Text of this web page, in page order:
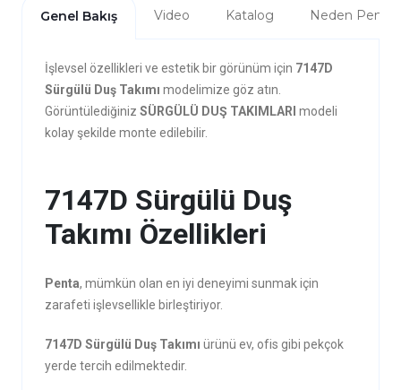
Genel Bakış Video Katalog Neden Penta?
İşlevsel özellikleri ve estetik bir görünüm için 7147D
Sürgülü Duş Takımı modelimize göz atın.
Görüntülediğiniz SÜRGÜLÜ DUŞ TAKIMLARI modeli
kolay şekilde monte edilebilir.
7147D Sürgülü Duş
Takımı Özellikleri
Penta, mümkün olan en iyi deneyimi sunmak için
zarafeti işlevsellikle birleştiriyor.
7147D Sürgülü Duş Takımı ürünü ev, ofis gibi pekçok
yerde tercih edilmektedir.